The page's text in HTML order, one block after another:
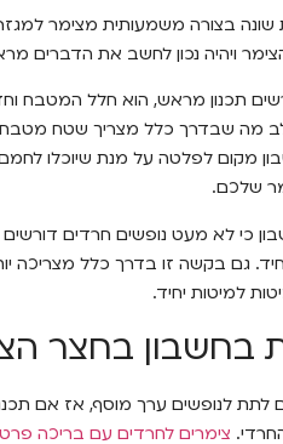
שונה בצורה משמעותית מצימר
ויהיה נכון לחשב את הדברים
תכנון מראש, הוא חלל המטבח
מה שבדרך כלל מצריך שטח מטבח
מקום לפלטה על מנת שיוכלו
שלכם.
כי לא מעט נופשים חרדים
יחיד. גם בקשה זו בדרך כלל
למיטות יחיד.
בחשבון בחצר
לנופשים ערך מוסף, אז אם
צימרים לחרדים עם בריכה